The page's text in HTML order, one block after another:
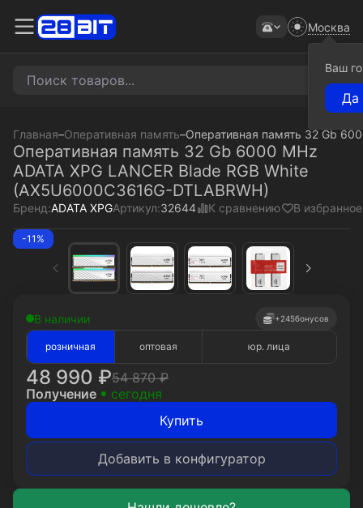
Москва
Ваш
Главная–Оперативная память–Оперативная память 32 Gb
Оперативная память 32 Gb 6000 MHz
ADATA XPG LANCER Blade RGB White
(AX5U6000C3616G-DTLABRWH)
Бренд:ADATA XPGАртикул:32644 К сравнению В избранное
-11%
В наличии +245бонусов
розничная оптовая юр. лица
54 870₽
48 990 ₽
Получение
сегодня
Купить
Добавить в конфигуратор